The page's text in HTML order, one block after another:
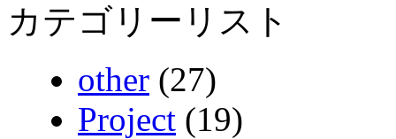
カテゴリーリスト
other (27)
Project (19)